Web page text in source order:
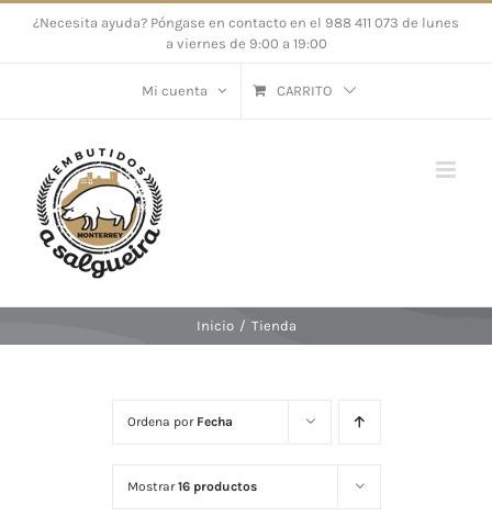
Saltar¿Necesita ayuda? Póngase en contacto en el 988 411 073 de lunes
a viernes de 9:00 a 19:00
Mi cuenta CARRITO
Inicio / Tienda
Ordena por Fecha
Mostrar16 productos